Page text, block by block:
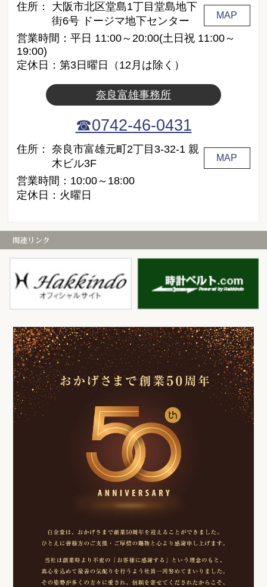
住所：
大阪市北区堂島1丁目堂島地下
街6号 ドージマ地下センター
MAP
営業時間：平日 11:00～20:00(土日祝 11:00～
19:00)
定休日：第3日曜日（12月は除く）
奈良富雄事務所
☎0742-46-0431
住所：
奈良市富雄元町2丁目3-32-1 親
木ビル3F
MAP
営業時間：10:00～18:00
定休日：火曜日
お